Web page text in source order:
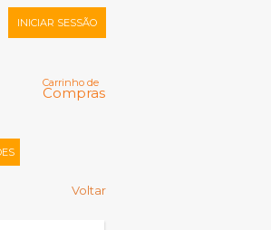
Carrinho de
Compras
INICIAR SESSÃO
Memorizar
Registar |
Voltar